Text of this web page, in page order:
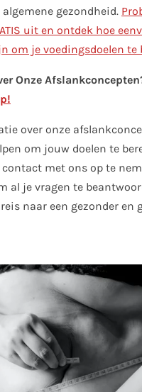
gezondheid.
uit en ontdek hoe
om je voedingsdoelen te
Onze
over onze
om jouw doelen te
met ons op te
al je vragen te
naar een gezonder en